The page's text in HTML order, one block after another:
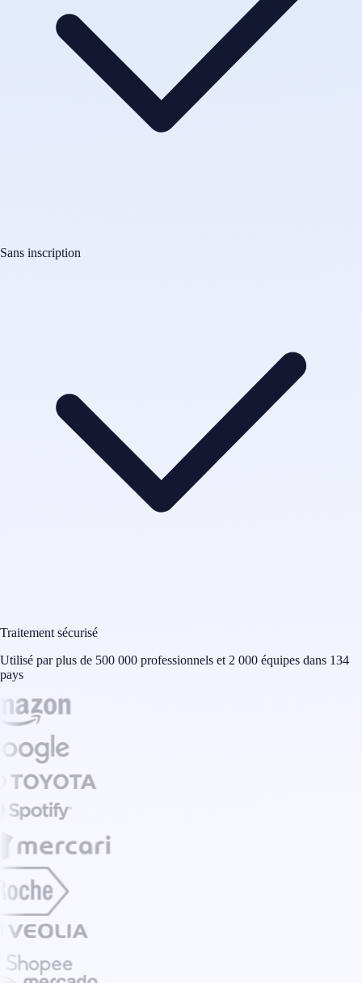
Sans inscription
Traitement sécurisé
Utilisé par plus de 500 000 professionnels et 2 000 équipes dans 134
pays